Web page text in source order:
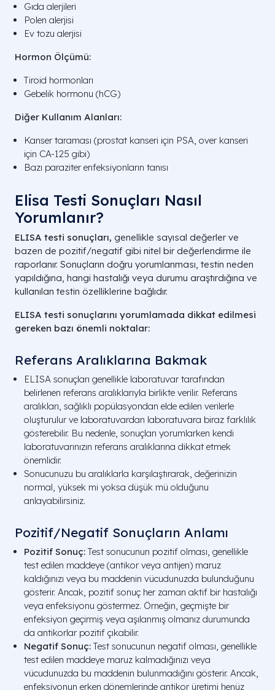
Gıda alerjileri
Polen alerjisi
Ev tozu alerjisi
Hormon Ölçümü:
Tiroid hormonları
Gebelik hormonu (hCG)
Diğer Kullanım Alanları:
Kanser taraması (prostat kanseri için PSA, over kanseri
için CA-125 gibi)
Bazı paraziter enfeksiyonların tanısı
​Elisa Testi Sonuçları Nasıl
Yorumlanır?
ELISA testi sonuçları, genellikle sayısal değerler ve
bazen de pozitif/negatif gibi nitel bir değerlendirme ile
raporlanır. Sonuçların doğru yorumlanması, testin neden
yapıldığına, hangi hastalığı veya durumu araştırdığına ve
kullanılan testin özelliklerine bağlıdır.
ELISA testi sonuçlarını yorumlamada dikkat edilmesi
gereken bazı önemli noktalar:
Referans Aralıklarına Bakmak
ELISA sonuçları genellikle laboratuvar tarafından
belirlenen referans aralıklarıyla birlikte verilir. Referans
aralıkları, sağlıklı popülasyondan elde edilen verilerle
oluşturulur ve laboratuvardan laboratuvara biraz farklılık
gösterebilir. Bu nedenle, sonuçları yorumlarken kendi
laboratuvarınızın referans aralıklarına dikkat etmek
önemlidir.
Sonucunuzu bu aralıklarla karşılaştırarak, değerinizin
normal, yüksek mi yoksa düşük mü olduğunu
anlayabilirsiniz.
Pozitif/Negatif Sonuçların Anlamı
Pozitif Sonuç: Test sonucunun pozitif olması, genellikle
test edilen maddeye (antikor veya antijen) maruz
kaldığınızı veya bu maddenin vücudunuzda bulunduğunu
gösterir. Ancak, pozitif sonuç her zaman aktif bir hastalığı
veya enfeksiyonu göstermez. Örneğin, geçmişte bir
enfeksiyon geçirmiş veya aşılanmış olmanız durumunda
da antikorlar pozitif çıkabilir.
Negatif Sonuç: Test sonucunun negatif olması, genellikle
test edilen maddeye maruz kalmadığınızı veya
vücudunuzda bu maddenin bulunmadığını gösterir. Ancak,
enfeksiyonun erken dönemlerinde antikor üretimi henüz